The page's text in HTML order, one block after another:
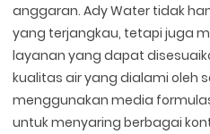
anggaran. Ady Water tidak
yang terjangkau, tetapi juga
layanan yang dapat
kualitas air yang dialami oleh
menggunakan media
untuk menyaring berbagai